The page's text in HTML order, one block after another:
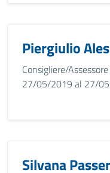
Piergiulio
Consigliere/
27/05/2019 al 27/
Silvana